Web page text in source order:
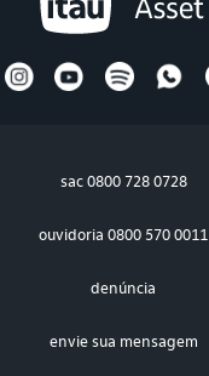
sac 0800 728 0728
ouvidoria 0800 570 0011
denúncia
envie sua mensagem